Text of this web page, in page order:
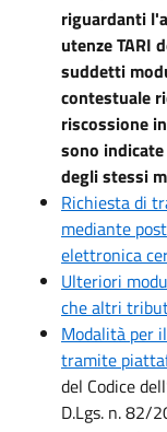
riguardanti
utenze TARI
suddetti
contestuale
riscossione
sono
degli stessi
Richiesta di
mediante
elettronica
Ulteriori
che altri
Modalità per
tramite
del Codice
D.Lgs. n. 82/